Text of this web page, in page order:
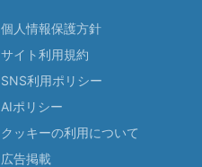
個人情報保護方針
サイト利用規約
SNS利用ポリシー
AIポリシー
クッキーの利用について
広告掲載